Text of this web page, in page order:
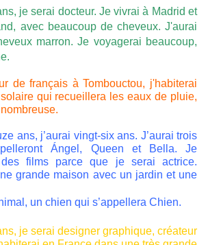
je serai docteur. Je vivrai à Madrid et
avec beaucoup de cheveux. J'aurai
marron. Je voyagerai beaucoup,
de français à Tombouctou, j'habiterai
qui recueillera les eaux de pluie,
ans, j’aurai vingt-six ans. J’aurai trois
Ángel, Queen et Bella. Je
films parce que je serai actrice.
grande maison avec un jardin et une
un chien qui s’appellera Chien.
je serai designer graphique, créateur